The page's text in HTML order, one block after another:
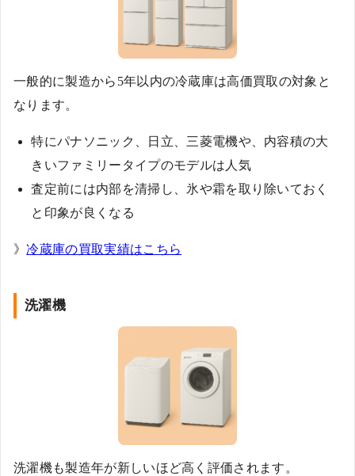
一般的に製造から5年以内の冷蔵庫は高価買取の対象と
なります。
特にパナソニック、日立、三菱電機や、内容積の大
きいファミリータイプのモデルは人気
査定前には内部を清掃し、氷や霜を取り除いておく
と印象が良くなる
》冷蔵庫の買取実績はこちら
洗濯機
洗濯機も製造年が新しいほど高く評価されます。